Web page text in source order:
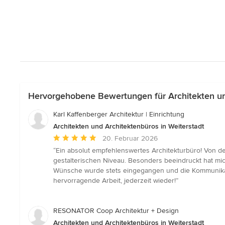
Hervorgehobene Bewertungen für Architekten
Karl Kaffenberger Architektur | Einrichtung
Architekten und Architektenbüros in Weiterstadt
Durchschnittliche
Bewertung:
5
von
5
20. Februar 2026
“Ein absolut empfehlenswertes Architekturbüro! Von
gestalterischen Niveau. Besonders beeindruckt hat
Wünsche wurde stets eingegangen und die
hervorragende Arbeit, jederzeit wieder!”
RESONATOR Coop Architektur + Design
Architekten und Architektenbüros in Weiterstadt